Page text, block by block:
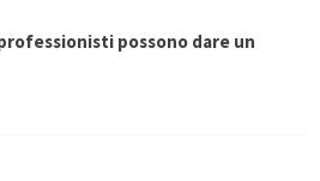
possono dare un